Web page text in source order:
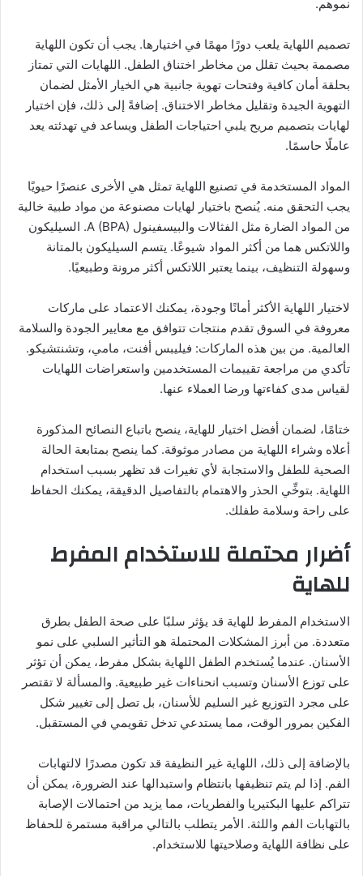
نموهم.
تصميم اللهاية يلعب دورًا مهمًا في اختيارها. يجب أن تكون اللهاية
مصممة بحيث تقلل من مخاطر اختناق الطفل. اللهايات التي تمتاز
بحلقة أمان كافية وفتحات تهوية جانبية هي الخيار الأمثل لضمان
التهوية الجيدة وتقليل مخاطر الاختناق. إضافةً إلى ذلك، فإن اختيار
لهايات بتصميم مريح يلبي احتياجات الطفل ويساعد في تهدئته يعد
عاملًا حاسمًا.
المواد المستخدمة في تصنيع اللهاية تمثل هي الأخرى عنصرًا حيويًا
يجب التحقق منه. يُنصح باختيار لهايات مصنوعة من مواد طبية خالية
من المواد الضارة مثل الفثالات والبيسفينول A (BPA). السيليكون
واللاتكس هما من أكثر المواد شيوعًا. يتسم السيليكون بالمتانة
وسهولة التنظيف، بينما يعتبر اللاتكس أكثر مرونة وطبيعيًا.
لاختيار اللهاية الأكثر أمانًا وجودة، يمكنك الاعتماد على ماركات
معروفة في السوق تقدم منتجات تتوافق مع معايير الجودة والسلامة
العالمية. من بين هذه الماركات: فيليبس أفنت، مامي، وتشنتشيكو.
تأكدي من مراجعة تقييمات المستخدمين واستعراضات اللهايات
لقياس مدى كفاءتها ورضا العملاء عنها.
ختامًا، لضمان أفضل اختيار للهاية، ينصح باتباع النصائح المذكورة
أعلاه وشراء اللهاية من مصادر موثوقة. كما ينصح بمتابعة الحالة
الصحية للطفل والاستجابة لأي تغيرات قد تظهر بسبب استخدام
اللهاية. بتوخِّي الحذر والاهتمام بالتفاصيل الدقيقة، يمكنك الحفاظ
على راحة وسلامة طفلك.
أضرار محتملة للاستخدام المفرط
للهاية
الاستخدام المفرط للهاية قد يؤثر سلبًا على صحة الطفل بطرق
متعددة. من أبرز المشكلات المحتملة هو التأثير السلبي على نمو
الأسنان. عندما يُستخدم الطفل اللهاية بشكل مفرط، يمكن أن تؤثر
على توزع الأسنان وتسبب انحناءات غير طبيعية. والمسألة لا تقتصر
على مجرد التوزيع غير السليم للأسنان، بل تصل إلى تغيير شكل
الفكين بمرور الوقت، مما يستدعي تدخل تقويمي في المستقبل.
بالإضافة إلى ذلك، اللهاية غير النظيفة قد تكون مصدرًا لالتهابات
الفم. إذا لم يتم تنظيفها بانتظام واستبدالها عند الضرورة، يمكن أن
تتراكم عليها البكتيريا والفطريات، مما يزيد من احتمالات الإصابة
بالتهابات الفم واللثة. الأمر يتطلب بالتالي مراقبة مستمرة للحفاظ
على نظافة اللهاية وصلاحيتها للاستخدام.